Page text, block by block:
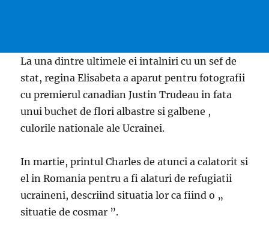
La una dintre ultimele ei intalniri cu un sef de
stat, regina Elisabeta a aparut pentru fotografii
cu premierul canadian Justin Trudeau in fata
unui buchet de flori albastre si galbene ,
culorile nationale ale Ucrainei.
In martie, printul Charles de atunci a calatorit si
el in Romania pentru a fi alaturi de refugiatii
ucraineni, descriind situatia lor ca fiind o „
situatie de cosmar ”.